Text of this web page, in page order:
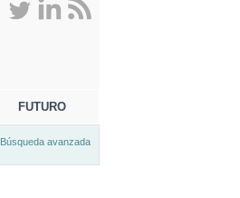
FUTURO
Búsqueda avanzada